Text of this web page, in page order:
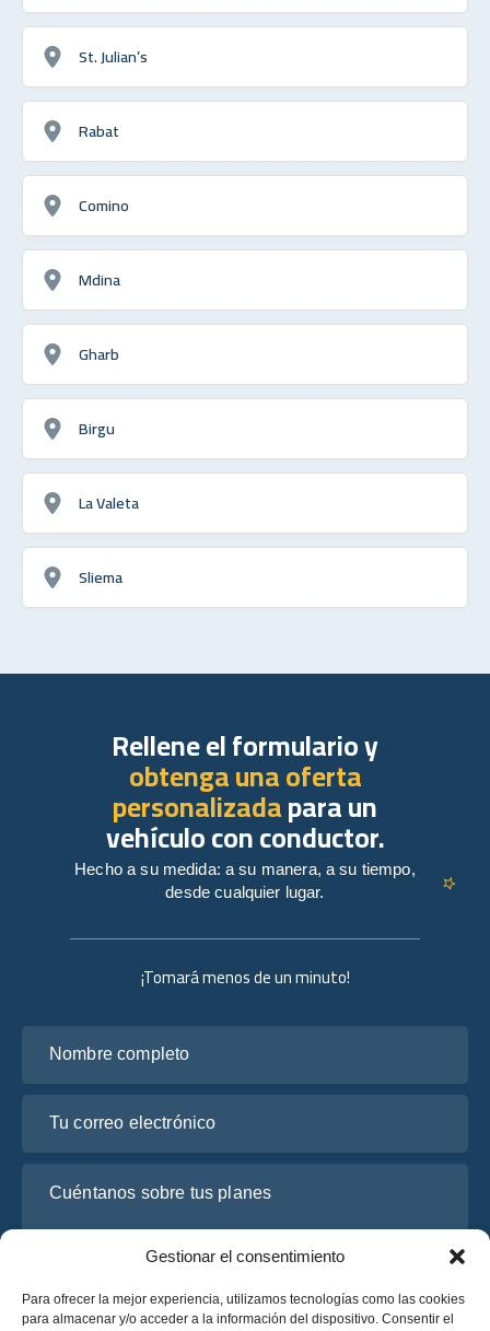
Gestionar el consentimiento
Para ofrecer la mejor experiencia, utilizamos tecnologías como las cookies
para almacenar y/o acceder a la información del dispositivo. Consentir el
St. Julian’s
Rabat
Comino
Mdina
Gharb
Birgu
La Valeta
Sliema
¡Tomará menos de un minuto!
Rellene el formulario y
obtenga una oferta
personalizadapara un
vehículo con conductor.
Hecho a su medida: a su manera, a su tiempo,
desde cualquier lugar.